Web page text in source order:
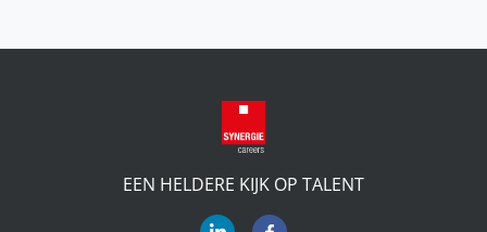
EEN HELDERE KIJK OP TALENT